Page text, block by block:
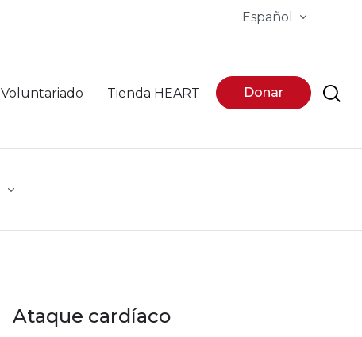
Español
Voluntariado Tienda HEART Donar
Ataque cardíaco